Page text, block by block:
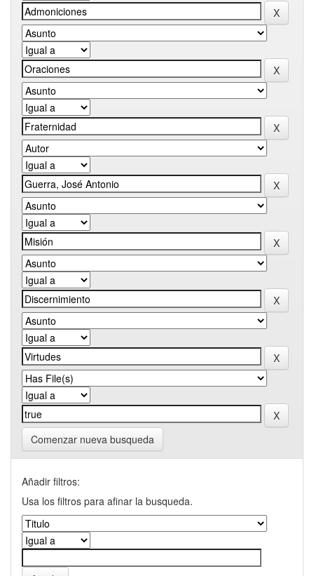
Comenzar nueva busqueda
Añadir filtros:
Usa los filtros para afinar la busqueda.